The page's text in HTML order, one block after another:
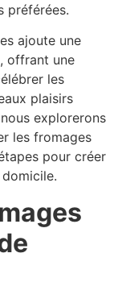
préférées.
ajoute une
offrant une
les
plaisirs
explorerons
les fromages
pour créer